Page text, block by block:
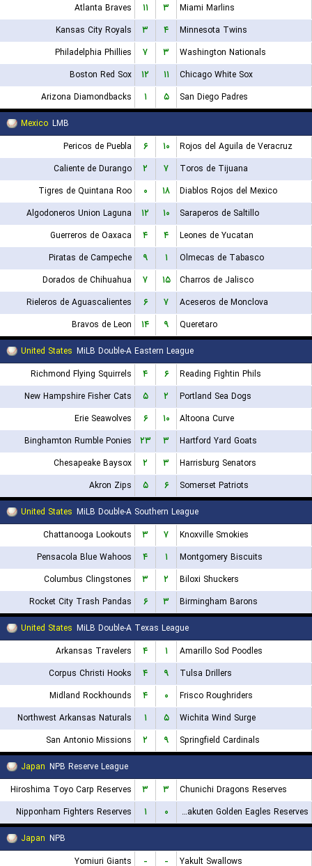
Atlanta Braves
۱۱ ۳
Miami Marlins
Kansas City Royals
۳ ۴
Minnesota Twins
Philadelphia Phillies
۷ ۳
Washington Nationals
Boston Red Sox
۱۲ ۱۱
Chicago White Sox
Arizona Diamondbacks
۱ ۵
San Diego Padres
Mexico LMB
Pericos de Puebla
۶ ۱۰
Rojos del Aguila de Veracruz
Caliente de Durango
۲ ۷
Toros de Tijuana
Tigres de Quintana Roo
۰ ۱۸
Diablos Rojos del Mexico
Algodoneros Union Laguna
۱۲ ۱۰
Saraperos de Saltillo
Guerreros de Oaxaca
۴ ۴
Leones de Yucatan
Piratas de Campeche
۹ ۱
Olmecas de Tabasco
Dorados de Chihuahua
۷ ۱۵
Charros de Jalisco
Rieleros de Aguascalientes
۶ ۷
Aceseros de Monclova
Bravos de Leon
۱۴ ۹
Queretaro
United States MiLB Double-A Eastern League
Richmond Flying Squirrels
۴ ۶
Reading Fightin Phils
New Hampshire Fisher Cats
۵ ۲
Portland Sea Dogs
Erie Seawolves
۶ ۱۰
Altoona Curve
Binghamton Rumble Ponies
۲۳ ۳
Hartford Yard Goats
Chesapeake Baysox
۲ ۳
Harrisburg Senators
Akron Zips
۵ ۶
Somerset Patriots
United States MiLB Double-A Southern League
Chattanooga Lookouts
۳ ۷
Knoxville Smokies
Pensacola Blue Wahoos
۴ ۱
Montgomery Biscuits
Columbus Clingstones
۳ ۲
Biloxi Shuckers
Rocket City Trash Pandas
۶ ۳
Birmingham Barons
United States MiLB Double-A Texas League
Arkansas Travelers
۴ ۱
Amarillo Sod Poodles
Corpus Christi Hooks
۴ ۹
Tulsa Drillers
Midland Rockhounds
۴ ۰
Frisco Roughriders
Northwest Arkansas Naturals
۱ ۵
Wichita Wind Surge
San Antonio Missions
۲ ۹
Springfield Cardinals
Japan NPB Reserve League
Hiroshima Toyo Carp Reserves
۳ ۳
Chunichi Dragons Reserves
Nipponham Fighters Reserves
۱ ۰
Tohoku Rakuten Golden Eagles Reserves
Japan NPB
Yomiuri Giants
- - Yakult Swallows